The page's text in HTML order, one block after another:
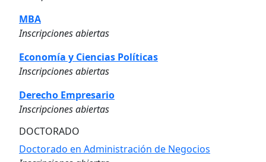
MBA
Inscripciones abiertas
Economía y Ciencias Políticas
Inscripciones abiertas
Derecho Empresario
Inscripciones abiertas
DOCTORADO
Doctorado en Administración de Negocios